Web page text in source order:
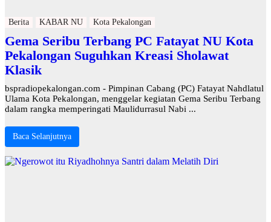
Berita KABAR NU Kota Pekalongan
Gema Seribu Terbang PC Fatayat NU Kota
Pekalongan Suguhkan Kreasi Sholawat
Klasik
bspradiopekalongan.com - Pimpinan Cabang (PC) Fatayat Nahdlatul
Ulama Kota Pekalongan, menggelar kegiatan Gema Seribu Terbang
dalam rangka memperingati Maulidurrasul Nabi ...
Baca Selanjutnya